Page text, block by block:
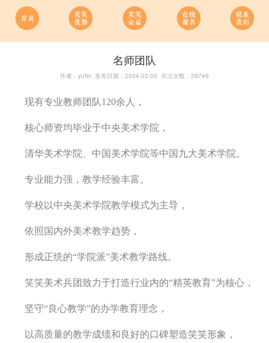
名师团队
作者：yufei 发布日期：2024-03-05 关注次数：29749
现有专业教师团队120余人，
核心师资均毕业于中央美术学院，
清华美术学院、中国美术学院等中国九大美术学院。
专业能力强，教学经验丰富。
学校以中央美术学院教学模式为主导，
依照国内外美术教学趋势，
形成正统的“学院派”美术教学路线。
笑笑美术兵团致力于打造行业内的“精英教育”为核心，
坚守“良心教学”的办学教育理念，
以高质量的教学成绩和良好的口碑塑造笑笑形象，